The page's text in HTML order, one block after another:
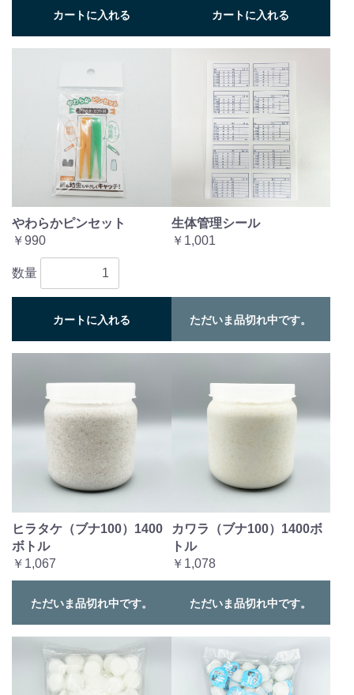
カートに入れる カートに入れる
やわらかピンセット
￥990
数量
カートに入れる
生体管理シール
￥1,001
ただいま品切れ中です。
ヒラタケ（ブナ100）1400
ボトル
￥1,067
ただいま品切れ中です。
カワラ（ブナ100）1400ボ
トル
￥1,078
ただいま品切れ中です。